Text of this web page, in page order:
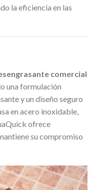
la eficiencia en las
comercial
una formulación
y un diseño seguro
en acero inoxidable,
ofrece
su compromiso